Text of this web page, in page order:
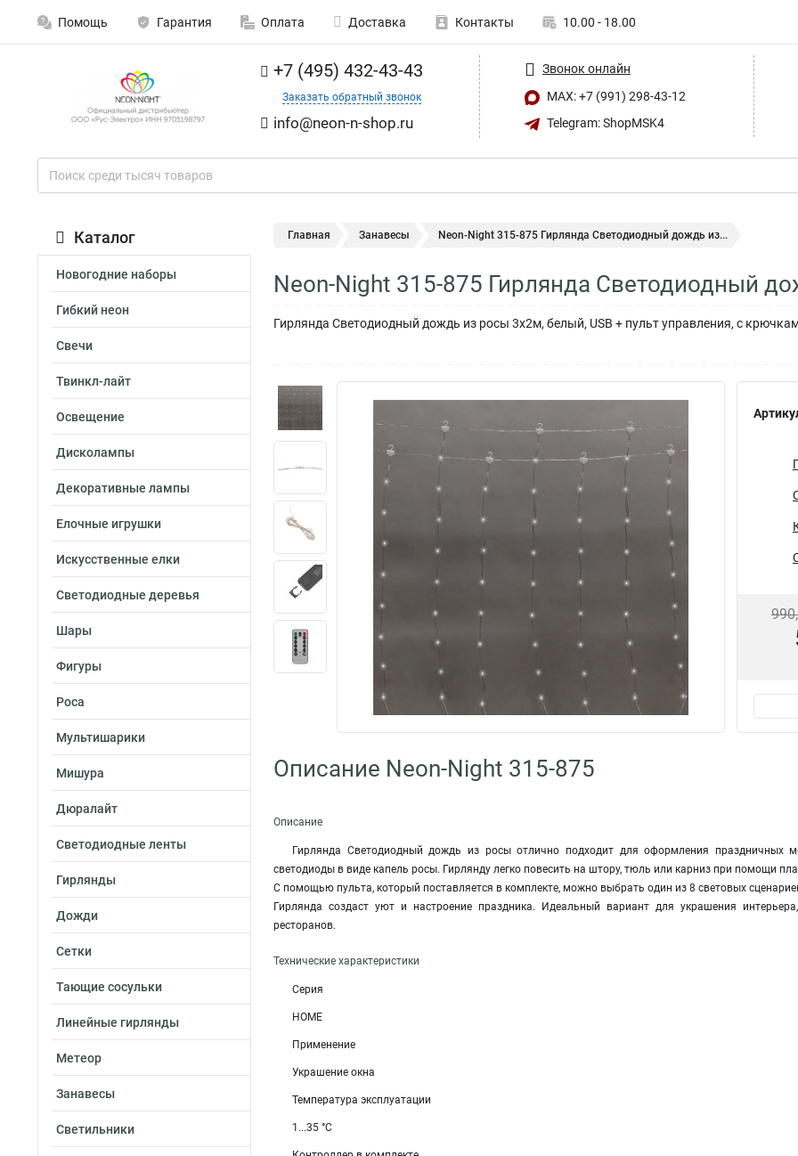
Помощь Гарантия Оплата Доставка Контакты 10.00 - 18.00
+7 (495) 432-43-43
Заказать обратный звонок
info@neon-n-shop.ru
Звонок онлайн
MAX: +7 (991) 298-43-12
Telegram: ShopMSK4
Каталог
Новогодние наборы
Гибкий неон
Свечи
Твинкл-лайт
Освещение
Дисколампы
Декоративные лампы
Елочные игрушки
Искусственные елки
Светодиодные деревья
Шары
Фигуры
Роса
Мультишарики
Мишура
Дюралайт
Светодиодные ленты
Гирлянды
Дожди
Сетки
Тающие сосульки
Линейные гирлянды
Метеор
Занавесы
Светильники
Главная Занавесы Neon-Night 315-875 Гирлянда Светодиодный дождь из...
Neon-Night 315-875 Гирлянда Светодиодный
Гирлянда Светодиодный дождь из росы 3х2м, белый, USB + пульт управления, с
Описание Neon-Night 315-875
Описание
Гирлянда Светодиодный дождь из росы отлично подходит для оформления праздничных
светодиоды в виде капель росы. Гирлянду легко повесить на штору, тюль или карниз при помощи
С помощью пульта, который поставляется в комплекте, можно выбрать один из 8 световых
Гирлянда создаст уют и настроение праздника. Идеальный вариант для украшения
ресторанов.
Технические характеристики
Серия
HOME
Применение
Украшение окна
Температура эксплуатации
1...35 °C